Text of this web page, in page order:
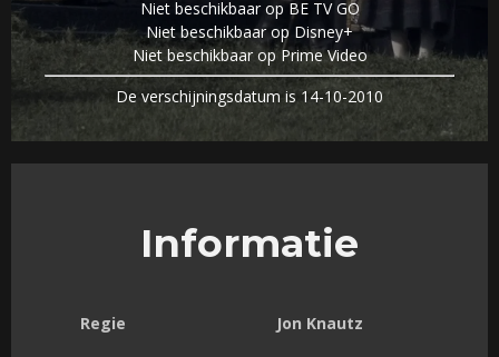
Niet beschikbaar op BE TV GO
Niet beschikbaar op Disney+
Niet beschikbaar op Prime Video
De verschijningsdatum is 14-10-2010
Informatie
Regie Jon Knautz